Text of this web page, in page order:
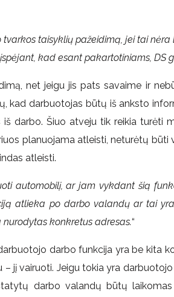
taisyklių pažeidimą, jei tai nėra
kad esant pakartotiniams, DS
net jeigu jis pats savaime ir
kad darbuotojas būtų iš anksto
darbo. Šiuo atveju tik reikia turėti
planuojama atleisti, neturėtų būti
atleisti.
automobilį, ar jam vykdant šią
atlieka po darbo valandų ar tai
konkretus adresas.“
darbo funkcija yra be kita
jį vairuoti. Jeigu tokia yra
darbo valandų būtų